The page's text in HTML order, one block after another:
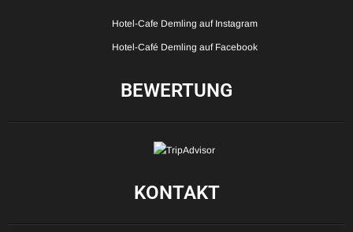
Hotel-Cafe Demling auf Instagram
Hotel-Café Demling auf Facebook
BEWERTUNG
KONTAKT